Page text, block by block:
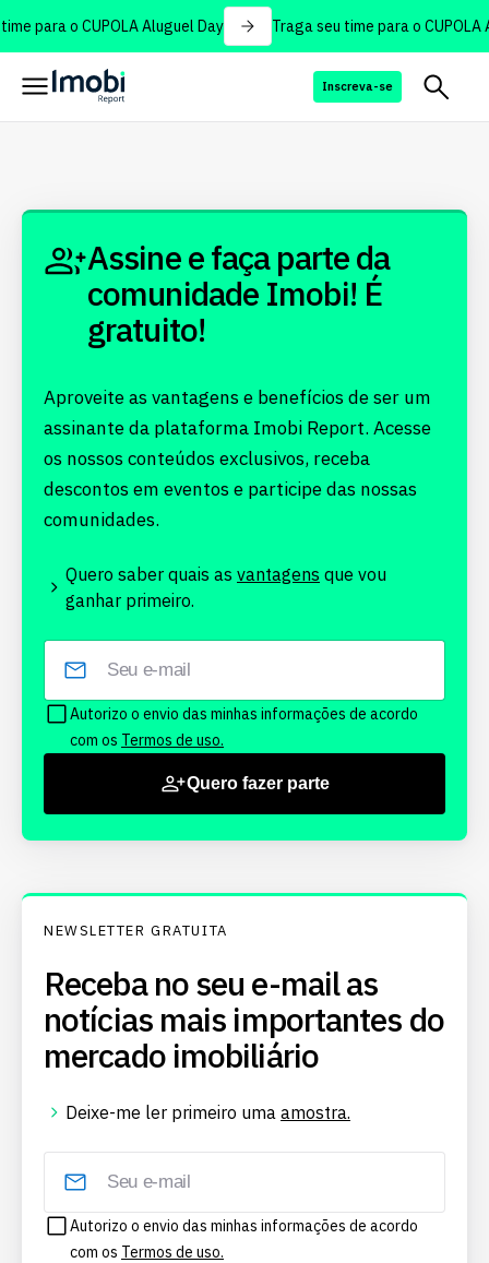
para o CUPOLA Aluguel Day Traga seu time para o CUPOLA
Inscreva-se
Assine e faça parte da
comunidade Imobi! É
gratuito!
Aproveite as vantagens e benefícios de ser um
assinante da plataforma Imobi Report. Acesse
os nossos conteúdos exclusivos, receba
descontos em eventos e participe das nossas
comunidades.
Quero saber quais as vantagens que vou
ganhar primeiro.
Autorizo o envio das minhas informações de acordo
com os Termos de uso.
Quero fazer parte
NEWSLETTER GRATUITA
Receba no seu e-mail as
notícias mais importantes do
mercado imobiliário
Deixe-me ler primeiro uma amostra.
Autorizo o envio das minhas informações de acordo
com os Termos de uso.